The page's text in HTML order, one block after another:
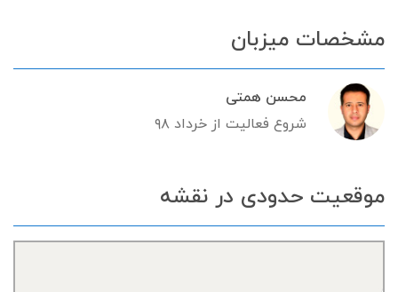
مشخصات میزبان
محسن همتی
شروع فعالیت از خرداد ۹۸
موقعیت حدودی در نقشه